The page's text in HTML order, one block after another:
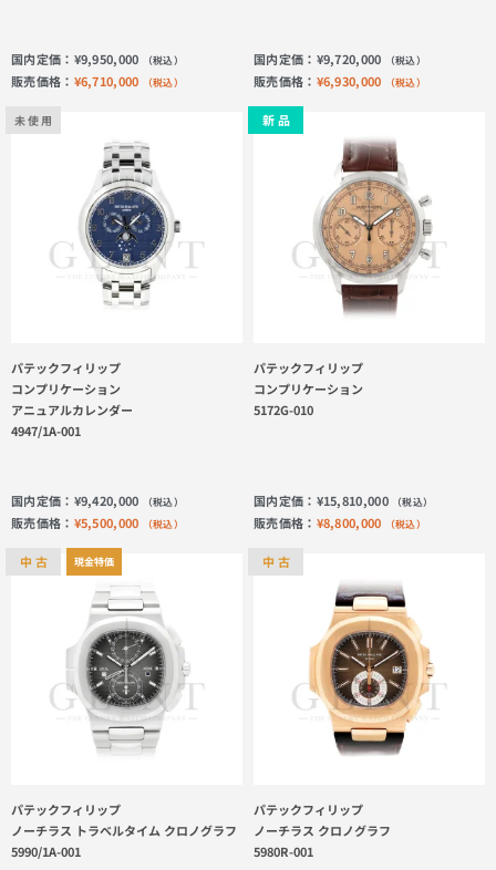
国内定価： ¥9,950,000 （税込）
販売価格： ¥6,710,000 （税込）
国内定価： ¥9,720,000 （税込）
販売価格： ¥6,930,000 （税込）
未 使 用
パテックフィリップ
コンプリケーション
アニュアルカレンダー
4947/1A-001
国内定価： ¥9,420,000 （税込）
販売価格： ¥5,500,000 （税込）
新 品
パテックフィリップ
コンプリケーション
5172G-010
国内定価： ¥15,810,000 （税込）
販売価格： ¥8,800,000 （税込）
中 古 現金特価
パテックフィリップ
ノーチラス トラベルタイム クロノグラフ
5990/1A-001
中 古
パテックフィリップ
ノーチラス クロノグラフ
5980R-001